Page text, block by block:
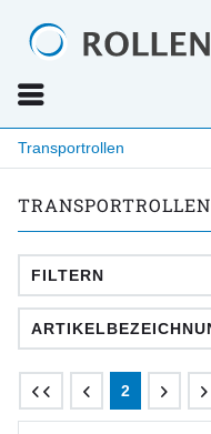
Transportrollen
TRANSPORTROLLEN
FILTERN
2